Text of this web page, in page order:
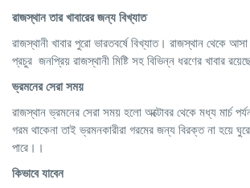
রাজস্থানতারখাবারেরজন্যবিখ্যাত
রাজস্থানী খাবার পুরো ভারতবর্ষে বিখ্যাত। রাজস্থান থেকে
প্রচুর জনপ্রিয় রাজস্থানী মিষ্টি সহ বিভিন্ন ধরণের খাবার
ভ্রমনেরসেরাসময়
রাজস্থান ভ্রমনের সেরা সময় হলো অক্টোবর থেকে মধ্য মার্চ
গরম থাকেনা তাই ভ্রমনকারীরা গরমের জন্য বিরক্ত না হয়ে
পারে।।
কিভাবেযাবেন